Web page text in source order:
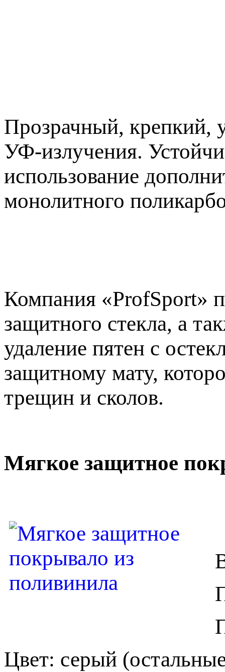
Прозрачный, крепкий,
УФ-излучения.
использование
монолитного
Компания «ProfSport»
защитного стекла, а
удаление пятен с
защитному мату,
трещин и сколов.
Мягкое защитное
Цвет: серый